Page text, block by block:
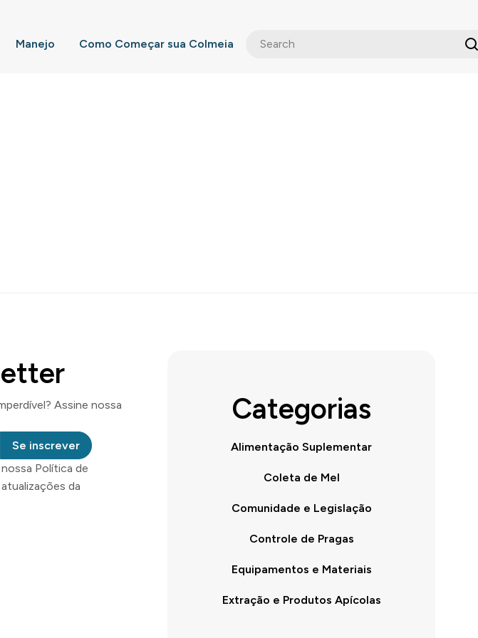
Manejo Como Começar sua Colmeia
Assine nossa
Se inscrever
Política de
da
Categorias
Alimentação Suplementar
Coleta de Mel
Comunidade e Legislação
Controle de Pragas
Equipamentos e Materiais
Extração e Produtos Apícolas